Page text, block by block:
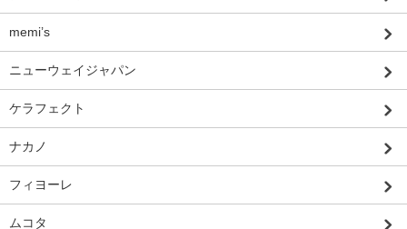
memi’s
ニューウェイジャパン
ケラフェクト
ナカノ
フィヨーレ
ムコタ